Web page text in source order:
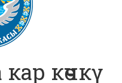
көчкү